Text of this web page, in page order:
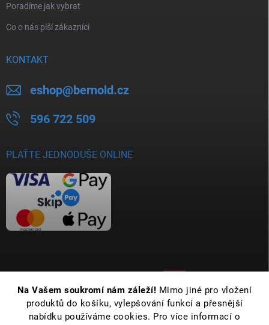
Na Vašem soukromí nám záleží! Mimo jiné pro vložení
produktů do košíku, vylepšování funkcí a přesnější
nabídku používáme cookies. Pro více informací o
Poradíme jak vybrat
Co o nás píší zákazníci
KONTAKT
eshop@bernold.cz
596 722 509
PLAŤTE JEDNODUŠE ONLINE